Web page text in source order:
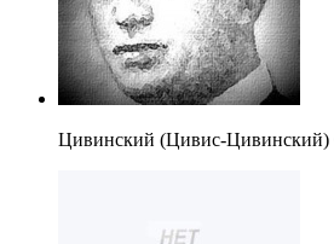
Цивинский (Цивис-Цивинский)